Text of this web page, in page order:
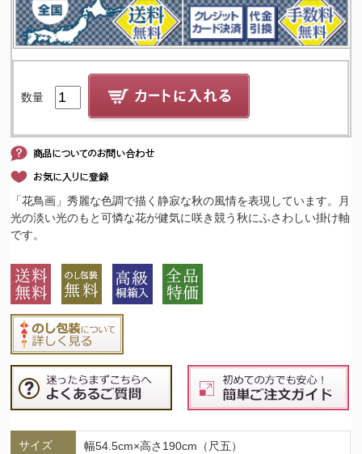
数量
「花鳥画」秀麗な色調で描く静寂な秋の風情を表現しています。月
光の淡い光のもと可憐な花が健気に咲き競う秋にふさわしい掛け軸
です。
サイズ 幅54.5cm×高さ190cm（尺五）